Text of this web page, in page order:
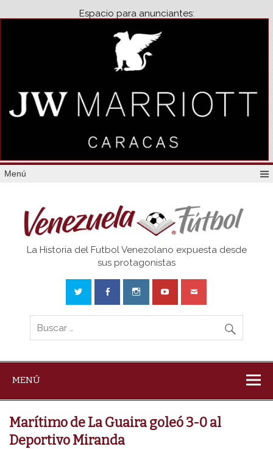
Espacio para anunciantes:
Menú
Venezuela
La Historia del Futbol Venezolano expuesta desde
sus protagonistas
MENÚ
Marítimo de La Guaira goleó 3-0 al
Deportivo Miranda